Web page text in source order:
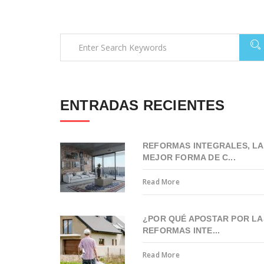
ENTRADAS RECIENTES
REFORMAS INTEGRALES, LA
MEJOR FORMA DE C...
Read More
¿POR QUÉ APOSTAR POR
REFORMAS INTE...
Read More